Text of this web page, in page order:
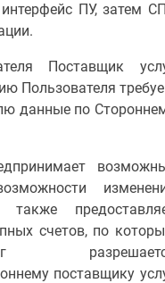
ПУ, затем
Поставщик
Пользователя
данные по
счетов, по
поставщику